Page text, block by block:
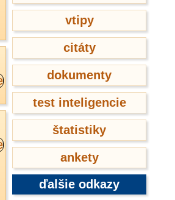
vtipy
citáty
dokumenty
test inteligencie
štatistiky
ankety
ďalšie odkazy